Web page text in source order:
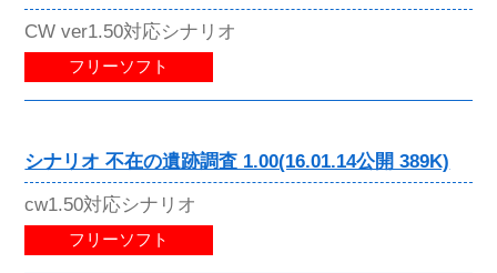
CW ver1.50対応シナリオ
フリーソフト
シナリオ 不在の遺跡調査 1.00(16.01.14公開 389K)
cw1.50対応シナリオ
フリーソフト